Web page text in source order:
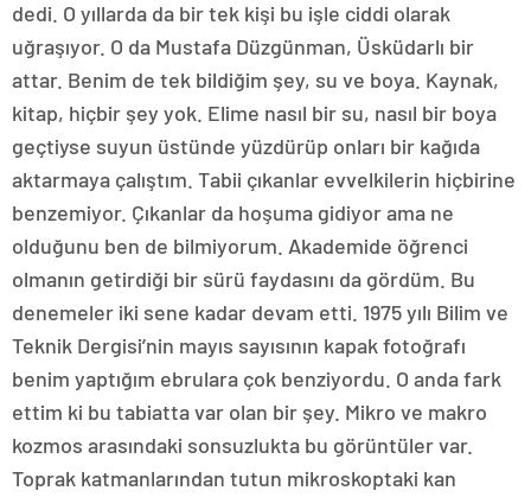
dedi. O yıllarda da bir tek kişi bu işle ciddi olarak
uğraşıyor. O da Mustafa Düzgünman, Üsküdarlı bir
attar. Benim de tek bildiğim şey, su ve boya. Kaynak,
kitap, hiçbir şey yok. Elime nasıl bir su, nasıl bir boya
geçtiyse suyun üstünde yüzdürüp onları bir kağıda
aktarmaya çalıştım. Tabii çıkanlar evvelkilerin hiçbirine
benzemiyor. Çıkanlar da hoşuma gidiyor ama ne
olduğunu ben de bilmiyorum. Akademide öğrenci
olmanın getirdiği bir sürü faydasını da gördüm. Bu
denemeler iki sene kadar devam etti. 1975 yılı Bilim ve
Teknik Dergisi’nin mayıs sayısının kapak fotoğrafı
benim yaptığım ebrulara çok benziyordu. O anda fark
ettim ki bu tabiatta var olan bir şey. Mikro ve makro
kozmos arasındaki sonsuzlukta bu görüntüler var.
Toprak katmanlarından tutun mikroskoptaki kan